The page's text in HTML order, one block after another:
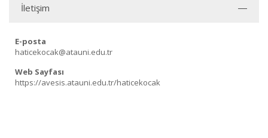
İletişim
E-posta
haticekocak@atauni.edu.tr
Web Sayfası
https://avesis.atauni.edu.tr/haticekocak